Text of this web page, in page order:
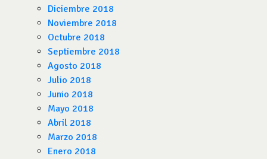
Diciembre 2018
Noviembre 2018
Octubre 2018
Septiembre 2018
Agosto 2018
Julio 2018
Junio 2018
Mayo 2018
Abril 2018
Marzo 2018
Enero 2018